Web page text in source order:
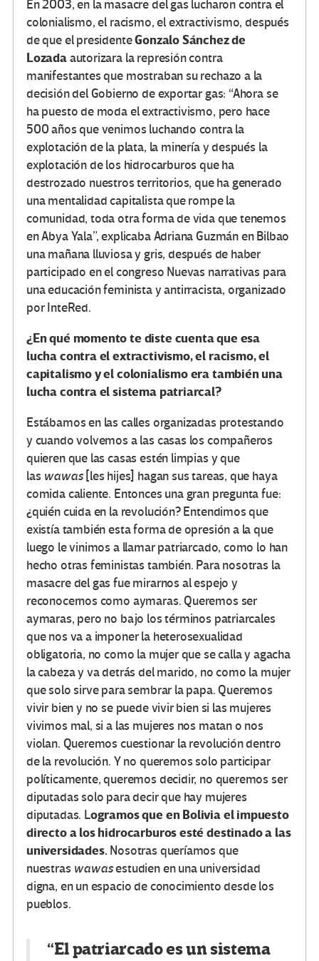
En 2003, en la masacre del gas lucharon contra el
colonialismo, el racismo, el extractivismo, después
de que el presidenteGonzalo Sánchez de
Lozadaautorizara la represión contra
manifestantes que mostraban su rechazo a la
decisión del Gobierno de exportar gas: “Ahora se
ha puesto de moda el extractivismo, pero hace
500 años que venimos luchando contra la
explotación de la plata, la minería y después la
explotación de los hidrocarburos que ha
destrozado nuestros territorios, que ha generado
una mentalidad capitalista que rompe la
comunidad, toda otra forma de vida que tenemos
en Abya Yala”, explicaba Adriana Guzmán en Bilbao
una mañana lluviosa y gris, después de haber
participado en el congreso Nuevas narrativas para
una educación feminista y antirracista, organizado
por InteRed.
¿En qué momento te diste cuenta que esa
lucha contra el extractivismo, el racismo, el
capitalismo y el colonialismo era también una
lucha contra el sistema patriarcal?
Estábamos en las calles organizadas protestando
y cuando volvemos a las casas los compañeros
quieren que las casas estén limpias y que
las wawas[les hijes] hagan sus tareas, que haya
comida caliente. Entonces una gran pregunta fue:
¿quién cuida en la revolución? Entendimos que
existía también esta forma de opresión a la que
luego le vinimos a llamar patriarcado, como lo han
hecho otras feministas también. Para nosotras la
masacre del gas fue mirarnos al espejo y
reconocernos como aymaras. Queremos ser
aymaras, pero no bajo los términos patriarcales
que nos va a imponer la heterosexualidad
obligatoria, no como la mujer que se calla y agacha
la cabeza y va detrás del marido, no como la mujer
que solo sirve para sembrar la papa. Queremos
vivir bien y no se puede vivir bien si las mujeres
vivimos mal, si a las mujeres nos matan o nos
violan. Queremos cuestionar la revolución dentro
de la revolución. Y no queremos solo participar
políticamente, queremos decidir, no queremos ser
diputadas solo para decir que hay mujeres
diputadas. Logramos que en Bolivia el impuesto
directo a los hidrocarburos esté destinado a las
universidades. Nosotras queríamos que
nuestras wawasestudien en una universidad
digna, en un espacio de conocimiento desde los
pueblos.
“El patriarcado es un sistema